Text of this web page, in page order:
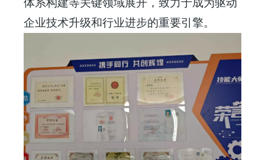
体系构建等关键领域展开，致力于成为驱动
企业技术升级和行业进步的重要引擎。